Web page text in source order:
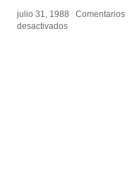
julio 31, 1988 / Comentarios
desactivadosen
julio 31, 1988 / Comentarios
desactivadosen